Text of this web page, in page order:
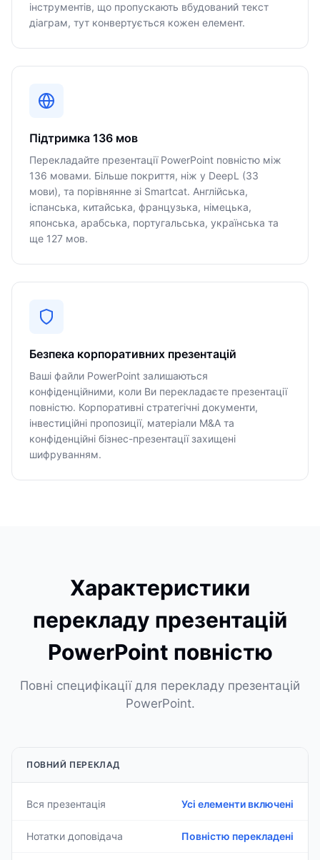
інструментів, що пропускають вбудований текст
діаграм, тут конвертується кожен елемент.
Підтримка 136 мов
Перекладайте презентації PowerPoint повністю між
136 мовами. Більше покриття, ніж у DeepL (33
мови), та порівнянне зі Smartcat. Англійська,
іспанська, китайська, французька, німецька,
японська, арабська, португальська, українська та
ще 127 мов.
Безпека корпоративних презентацій
Ваші файли PowerPoint залишаються
конфіденційними, коли Ви перекладаєте презентації
повністю. Корпоративні стратегічні документи,
інвестиційні пропозиції, матеріали M&A та
конфіденційні бізнес-презентації захищені
шифруванням.
Характеристики
перекладу презентацій
PowerPoint повністю
Повні специфікації для перекладу презентацій
PowerPoint.
ПОВНИЙ ПЕРЕКЛАД
Вся презентація Усі елементи включені
Нотатки доповідача Повністю перекладені